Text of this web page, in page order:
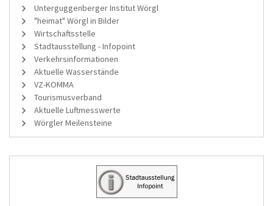
Unterguggenberger Institut Wörgl
"heimat" Wörgl in Bilder
Wirtschaftsstelle
Stadtausstellung - Infopoint
Verkehrsinformationen
Aktuelle Wasserstände
VZ-KOMMA
Tourismusverband
Aktuelle Luftmesswerte
Wörgler Meilensteine